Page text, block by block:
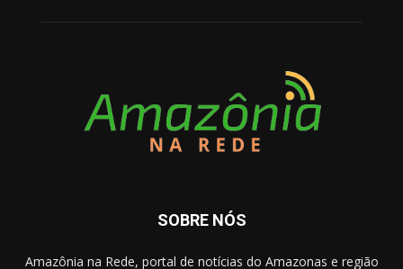
SOBRE NÓS
Amazônia na Rede, portal de notícias do Amazonas e região